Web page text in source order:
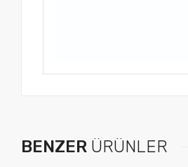
BENZER ÜRÜNLER